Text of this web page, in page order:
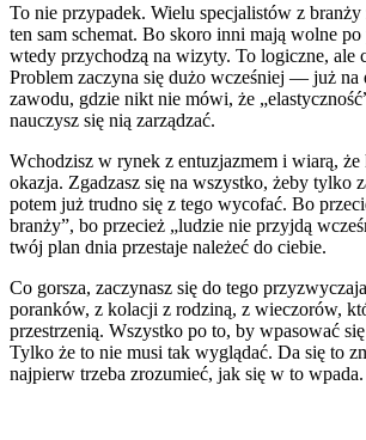
To nie przypadek. Wielu specjalistów z
ten sam schemat. Bo skoro inni mają wolne po
wtedy przychodzą na wizyty. To logiczne, ale
Problem zaczyna się dużo wcześniej — już na
zawodu, gdzie nikt nie mówi, że
nauczysz się nią zarządzać.
Wchodzisz w rynek z entuzjazmem i wiarą,
okazja. Zgadzasz się na wszystko, żeby tylko
potem już trudno się z tego wycofać. Bo
branży”, bo przecież „ludzie nie przyjdą
twój plan dnia przestaje należeć do ciebie.
Co gorsza, zaczynasz się do tego
poranków, z kolacji z rodziną, z wieczorów,
przestrzenią. Wszystko po to, by wpasować
Tylko że to nie musi tak wyglądać. Da się to
najpierw trzeba zrozumieć, jak się w to wpada.